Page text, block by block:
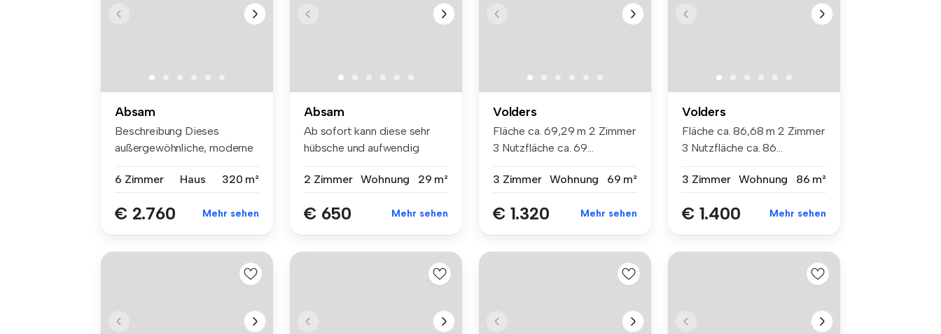
Absam
Beschreibung Dieses
außergewöhnliche, moderne
6 Zimmer
Haus 320 m²
€ 2.760 Mehr sehen
Absam
Ab sofort kann diese sehr
hübsche und aufwendig
2 Zimmer
Wohnung 29 m²
€ 650 Mehr sehen
Volders
Fläche ca. 69,29 m 2 Zimmer
3 Nutzfläche ca. 69...
3 Zimmer Wohnung 69 m²
€ 1.320 Mehr sehen
Volders
Fläche ca. 86,68 m 2 Zimmer
3 Nutzfläche ca. 86...
3 Zimmer Wohnung 86 m²
€ 1.400 Mehr sehen